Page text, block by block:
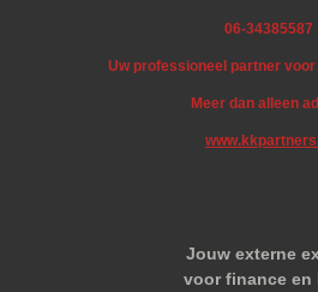
06-34385587
Uw professioneel partner voor
Meer dan alleen
Jouw externe
voor finance en